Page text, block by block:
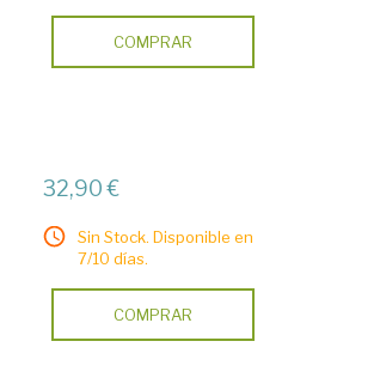
COMPRAR
32,90 €
Sin Stock. Disponible en
7/10 días.
COMPRAR